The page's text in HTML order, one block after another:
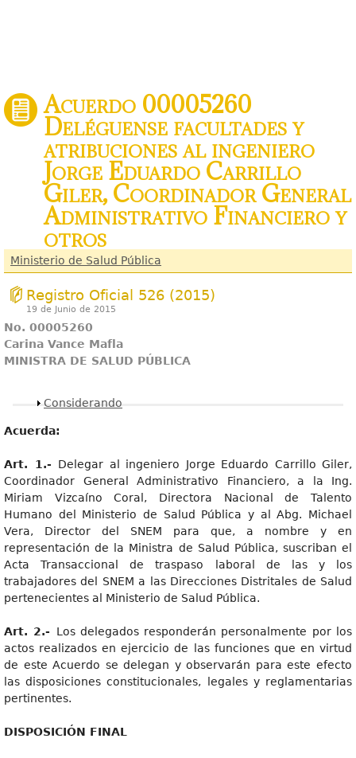
Acuerdo 00005260
Deléguense facultades y
atribuciones al ingeniero
Jorge Eduardo Carrillo
Giler, Coordinador General
Administrativo Financiero y
otros
Ministerio de Salud Pública
Registro Oficial 526 (2015)
19 de Junio de 2015
No. 00005260
Carina Vance Mafla
MINISTRA DE SALUD PÚBLICA
Mostrar
Considerando
Acuerda:
Art. 1.- Delegar al ingeniero Jorge Eduardo Carrillo Giler,
Coordinador General Administrativo Financiero, a la Ing.
Miriam Vizcaíno Coral, Directora Nacional de Talento
Humano del Ministerio de Salud Pública y al Abg. Michael
Vera, Director del SNEM para que, a nombre y en
representación de la Ministra de Salud Pública, suscriban el
Acta Transaccional de traspaso laboral de las y los
trabajadores del SNEM a las Direcciones Distritales de Salud
pertenecientes al Ministerio de Salud Pública.
Art. 2.- Los delegados responderán personalmente por los
actos realizados en ejercicio de las funciones que en virtud
de este Acuerdo se delegan y observarán para este efecto
las disposiciones constitucionales, legales y reglamentarias
pertinentes.
DISPOSICIÓN FINAL